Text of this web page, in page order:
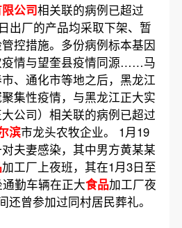
公司相关联的病例已超过
出厂的产品均采取下架、暂
控措施。多份病例标本基因
疫情与望奎县疫情同源……马
、通化市等地之后，黑龙江
集性疫情，与黑龙江正大实
大公司）相关联的病例已超过
滨市龙头农牧企业。 1月19
夫妻感染，其中男方黄某某
加工厂上夜班，其在1月3日至
勤车辆在正大食品加工厂夜
还曾参加过同村居民葬礼。